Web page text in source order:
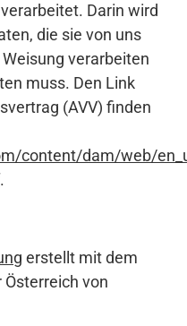
Darin wird
die sie von uns
verarbeiten
muss. Den Link
(AVV) finden
content/dam/web/
.
erstellt mit dem
von